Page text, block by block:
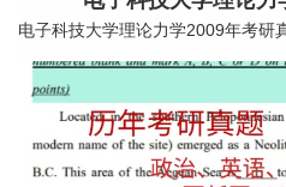
电子科技大学理论力学2009年考研